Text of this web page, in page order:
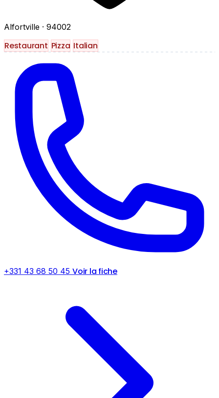
Alfortville · 94002
Restaurant Pizza Italian
+331 43 68 50 45 Voir la fiche